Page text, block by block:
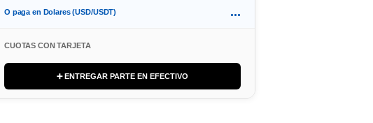
O paga en Dolares (USD/USDT) ...
CUOTAS CON TARJETA
➕ ENTREGAR PARTE EN EFECTIVO